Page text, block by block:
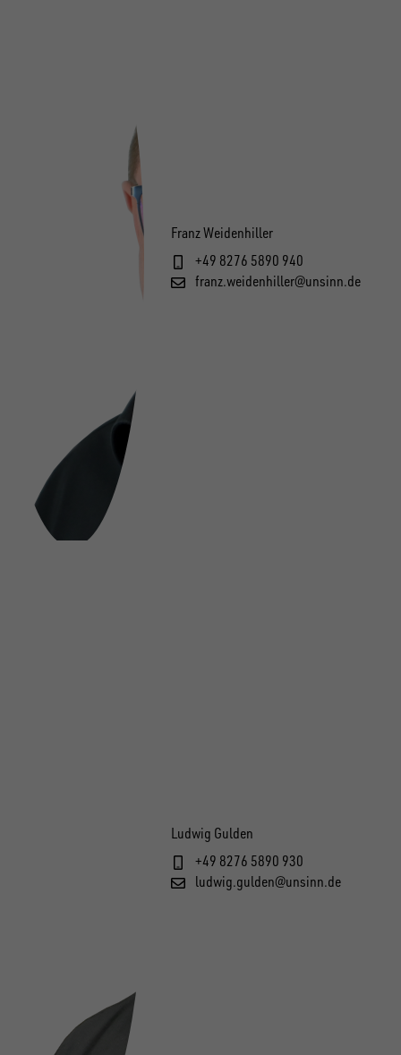
Franz Weidenhiller
+49 8276 5890 940
franz.weidenhiller@unsinn.de
Ludwig Gulden
+49 8276 5890 930
ludwig.gulden@unsinn.de